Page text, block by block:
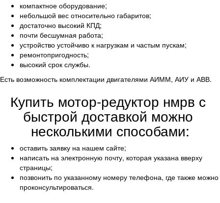
компактное оборудование;
небольшой вес относительно габаритов;
достаточно высокий КПД;
почти бесшумная работа;
устройство устойчиво к нагрузкам и частым пускам;
ремонтопригодность;
высокий срок службы.
Есть возможность комплектации двигателями АИММ, АИУ и АВВ.
Купить мотор-редуктор нмрв с
быстрой доставкой можно
несколькими способами:
оставить заявку на нашем сайте;
написать на электронную почту, которая указана вверху
страницы;
позвонить по указанному номеру телефона, где также можно
проконсультироваться.